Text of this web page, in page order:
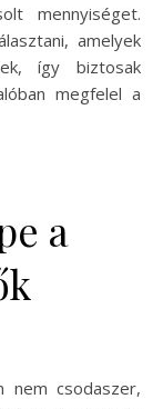
mennyiséget.
amelyek
így biztosak
megfelel a
a
nem csodaszer,